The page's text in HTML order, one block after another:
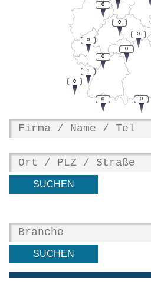
0
0
0
0
0
0
1
0
0
0